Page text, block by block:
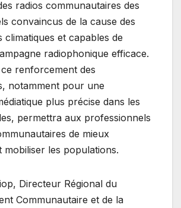
radios communautaires des
convaincus de la cause des
climatiques et capables de
radiophonique efficace.
renforcement des
notamment pour une
plus précise dans les
permettra aux professionnels
de mieux
mobiliser les populations.
Directeur Régional du
Communautaire et de la